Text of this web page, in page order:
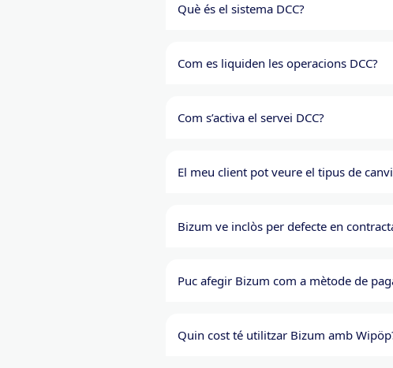
Què és el sistema DCC?
Com es liquiden les operacions DCC?
Com s’activa el servei DCC?
El meu client pot veure el tipus de
Bizum ve inclòs per defecte en
Puc afegir Bizum com a mètode de
Quin cost té utilitzar Bizum amb